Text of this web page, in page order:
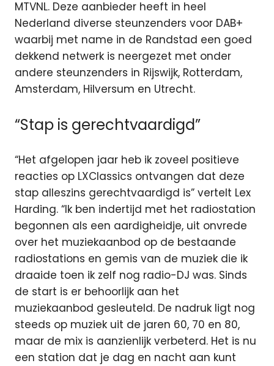
MTVNL. Deze aanbieder heeft in heel
Nederland diverse steunzenders voor DAB+
waarbij met name in de Randstad een goed
dekkend netwerk is neergezet met onder
andere steunzenders in Rijswijk, Rotterdam,
Amsterdam, Hilversum en Utrecht.
“Stap is gerechtvaardigd”
“Het afgelopen jaar heb ik zoveel positieve
reacties op LXClassics ontvangen dat deze
stap alleszins gerechtvaardigd is” vertelt Lex
Harding. “Ik ben indertijd met het radiostation
begonnen als een aardigheidje, uit onvrede
over het muziekaanbod op de bestaande
radiostations en gemis van de muziek die ik
draaide toen ik zelf nog radio-DJ was. Sinds
de start is er behoorlijk aan het
muziekaanbod gesleuteld. De nadruk ligt nog
steeds op muziek uit de jaren 60, 70 en 80,
maar de mix is aanzienlijk verbeterd. Het is nu
een station dat je dag en nacht aan kunt